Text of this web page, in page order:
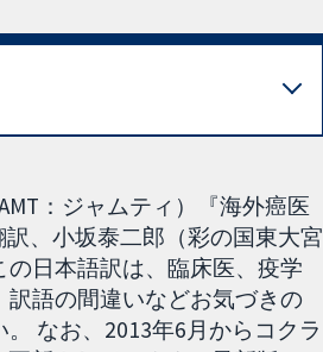
：ジャムティ）『海外癌医
、小坂泰二郎（彩の国東大宮
の日本語訳は、臨床医、疫学
語の間違いなどお気づきの
なお、2013年6月からコクラ